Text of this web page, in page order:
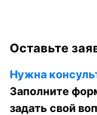
Оставьте
Нужна
Заполните
задать свой